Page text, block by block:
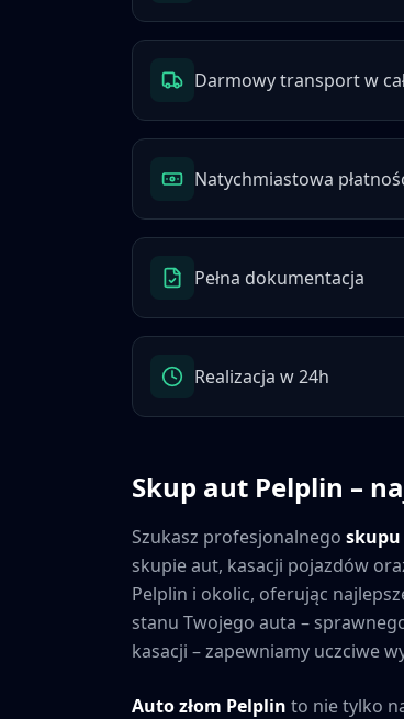
Darmowy transport w
Natychmiastowa
Pełna dokumentacja
Realizacja w 24h
Skup aut Pelplin –
Szukasz profesjonalnego
skupie aut, kasacji pojazdów
Pelplin i okolic, oferując
stanu Twojego auta –
kasacji – zapewniamy uczciwe
Auto złom Pelplin to nie tylko